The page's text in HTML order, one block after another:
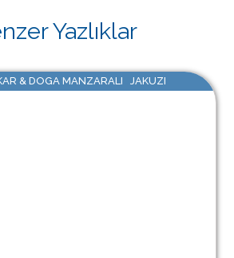
Yazlıklar
& DOGA MANZARALI JAKUZI